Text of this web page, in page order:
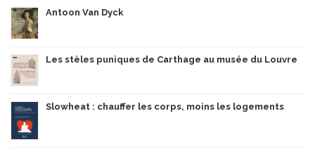
Antoon Van Dyck
Les stèles puniques de Carthage au musée du Louvre
Slowheat : chauffer les corps, moins les logements